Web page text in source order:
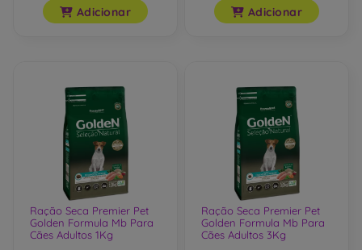
Adicionar Adicionar
Ração Seca Premier Pet
Golden Formula Mb Para
Cães Adultos 1Kg
Ração Seca Premier Pet
Golden Formula Mb Para
Cães Adultos 3Kg